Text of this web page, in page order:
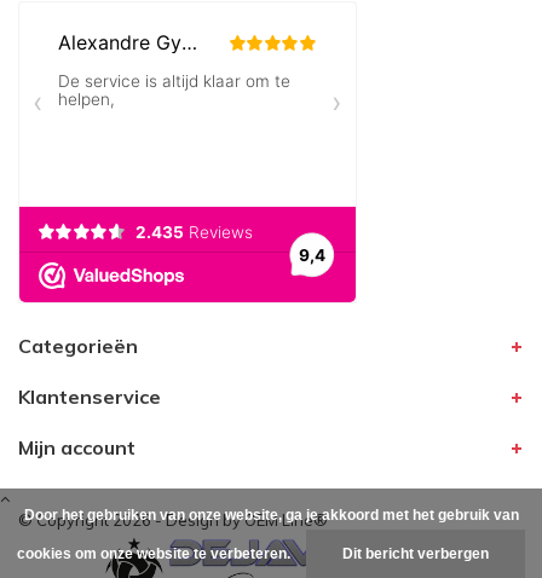
Categorieën
Klantenservice
Mijn account
© Copyright 2026 - Design byOEM Line®
Door het gebruiken van onze website, ga je akkoord met het gebruik van
cookies om onze website te verbeteren. Dit bericht verbergen